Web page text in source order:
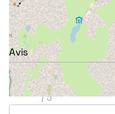
+−
OpenStreetMap
Streets
Leaflet
©OpenStreetMap
Avis
Note : 5
/ 5
(1 avis)